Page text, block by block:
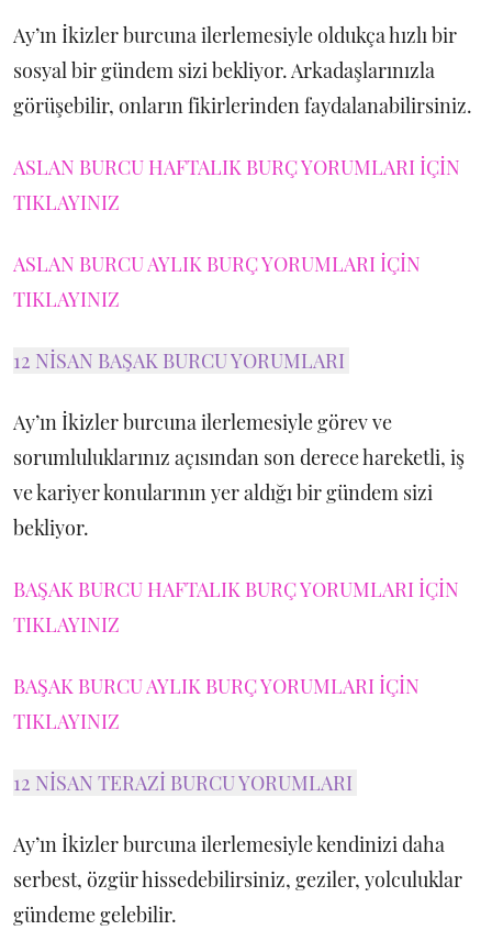
Ay’ın İkizler burcuna ilerlemesiyle oldukça hızlı bir
sosyal bir gündem sizi bekliyor. Arkadaşlarınızla
görüşebilir, onların fikirlerinden faydalanabilirsiniz.
ASLAN BURCU HAFTALIK BURÇ YORUMLARI İÇİN
TIKLAYINIZ
ASLAN BURCU AYLIK BURÇ YORUMLARI İÇİN
TIKLAYINIZ
12 NİSAN BAŞAK BURCU YORUMLARI
Ay’ın İkizler burcuna ilerlemesiyle görev ve
sorumluluklarınız açısından son derece hareketli, iş
ve kariyer konularının yer aldığı bir gündem sizi
bekliyor.
BAŞAK BURCU HAFTALIK BURÇ YORUMLARI İÇİN
TIKLAYINIZ
BAŞAK BURCU AYLIK BURÇ YORUMLARI İÇİN
TIKLAYINIZ
12 NİSAN TERAZİ BURCU YORUMLARI
Ay’ın İkizler burcuna ilerlemesiyle kendinizi daha
serbest, özgür hissedebilirsiniz, geziler, yolculuklar
gündeme gelebilir.